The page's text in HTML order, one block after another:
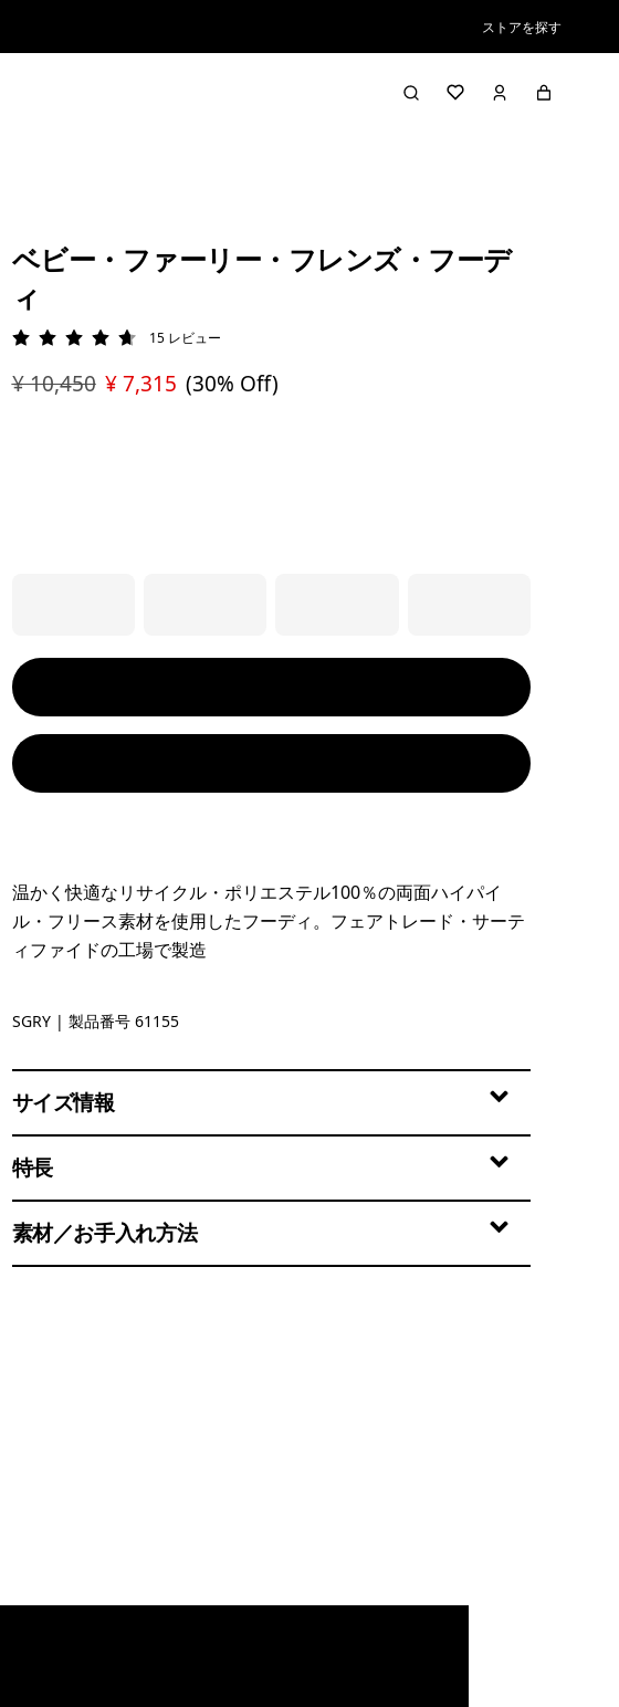
ストアを探す
ベビー・ファーリー・フレンズ・フーデ
ィ
評価: 4.7 / 5
15 レビュー
¥ 10,450 ¥ 7,315 (30% Off)
温かく快適なリサイクル・ポリエステル100％の両面ハイパイ
ル・フリース素材を使用したフーディ。フェアトレード・サーテ
ィファイドの工場で製造
Salt Grey
SGRY | 製品番号 61155
サイズ情報
特長
素材／お手入れ方法